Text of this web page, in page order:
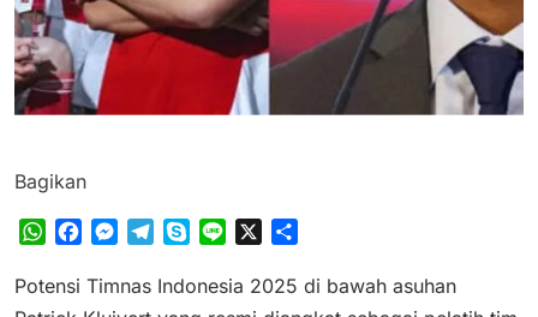
Bagikan
WhatsApp
FacebookMessenger
TelegramSkypeLine
Potensi Timnas Indonesia 2025 di bawah asuhan